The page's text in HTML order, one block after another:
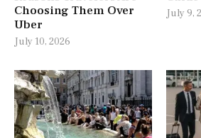
Choosing Them Over
Uber
July 10, 2026
July 9,